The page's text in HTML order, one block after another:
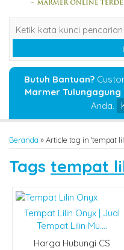
Butuh Bantuan?
Marmer Tulungagung
Anda.
Beranda »Article tag in 'tempat
Tags tempat
Tempat Lilin Onyx | Jual
Tempat Lilin Mu....
Harga Hubungi CS